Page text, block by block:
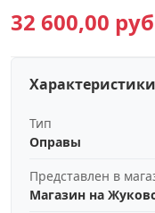
32 600,00
Характеристики
Тип
Оправы
Представлен в
Магазин на